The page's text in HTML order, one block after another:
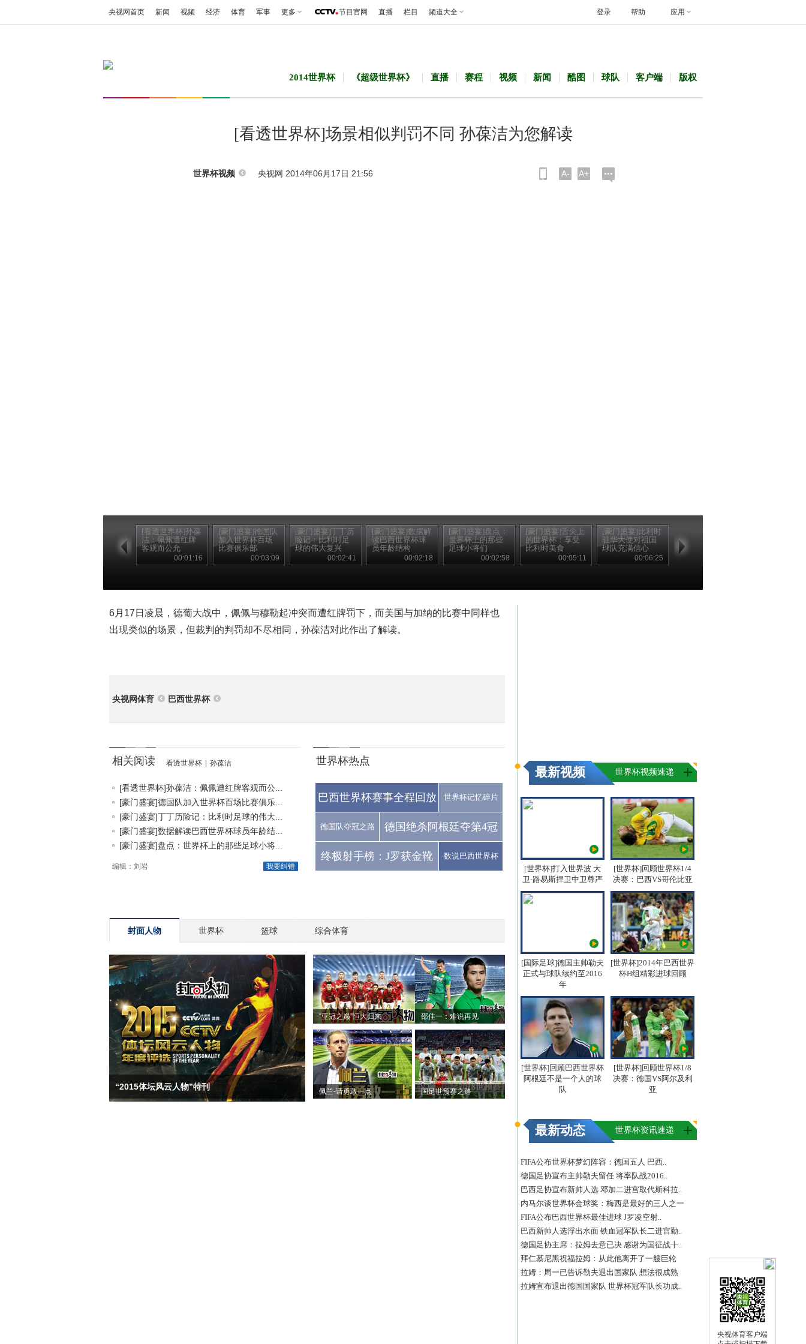
央视体育客户端
央视网首页 新闻 视频 经济 体育 军事 更多 节目官网 直播 栏目 频道大全 帮助 应用
登录
2014世界杯 《超级世界杯》 直播 赛程 视频 新闻 酷图 球队 客户端 版权
[看透世界杯]场景相似判罚不同 孙葆洁为您解读
世界杯视频 央视网 2014年06月17日 21:56 A- A+
[看透世界杯]孙葆
洁：佩佩遭红牌
客观而公允
00:01:16
[豪门盛宴]德国队
加入世界杯百场
比赛俱乐部
00:03:09
[豪门盛宴]丁丁历
险记：比利时足
球的伟大复兴
00:02:41
[豪门盛宴]数据解
读巴西世界杯球
员年龄结构
00:02:18
[豪门盛宴]盘点：
世界杯上的那些
足球小将们
00:02:58
[豪门盛宴]舌尖上
的世界杯：享受
比利时美食
00:05:11
[豪门盛宴]比利时
驻华大使对祖国
球队充满信心
00:06:25
6月17日凌晨，德葡大战中，佩佩与穆勒起冲突而遭红牌罚下，而美国与加纳的比赛中同样也
出现类似的场景，但裁判的判罚却不尽相同，孙葆洁对此作出了解读。
央视网体育 巴西世界杯
相关阅读 看透世界杯 孙葆洁
[看透世界杯]孙葆洁：佩佩遭红牌客观而公...
[豪门盛宴]德国队加入世界杯百场比赛俱乐...
[豪门盛宴]丁丁历险记：比利时足球的伟大...
[豪门盛宴]数据解读巴西世界杯球员年龄结...
[豪门盛宴]盘点：世界杯上的那些足球小将...
我要纠错
编辑：刘岩
世界杯热点
巴西世界杯赛事全程回放 世界杯记忆碎片
德国队夺冠之路 德国绝杀阿根廷夺第4冠
终极射手榜：J罗获金靴 数说巴西世界杯
封面人物 世界杯 篮球 综合体育
“2015体坛风云人物”特刊
“亚冠之巅”恒大归来 邵佳一：难说再见
佩兰-请勇敢一点 国足世预赛之路
最新视频 世界杯视频速递
[世界杯]打入世界波 大
卫-路易斯捍卫中卫尊严
[世界杯]回顾世界杯1/4
决赛：巴西VS哥伦比亚
[国际足球]德国主帅勒夫
正式与球队续约至2016
年
[世界杯]2014年巴西世界
杯H组精彩进球回顾
[世界杯]回顾巴西世界杯
阿根廷不是一个人的球
队
[世界杯]回顾世界杯1/8
决赛：德国VS阿尔及利
亚
最新动态 世界杯资讯速递
FIFA公布世界杯梦幻阵容：德国五人 巴西..
德国足协宣布主帅勒夫留任 将率队战2016..
巴西足协宣布新帅人选 邓加二进宫取代斯科拉..
内马尔谈世界杯金球奖：梅西是最好的三人之一
FIFA公布巴西世界杯最佳进球 J罗凌空射..
巴西新帅人选浮出水面 铁血冠军队长二进宫勤..
德国足协主席：拉姆去意已决 感谢为国征战十..
拜仁慕尼黑祝福拉姆：从此他离开了一艘巨轮
拉姆：周一已告诉勒夫退出国家队 想法很成熟
拉姆宣布退出德国国家队 世界杯冠军队长功成..